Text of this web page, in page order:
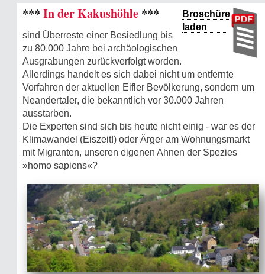
Broschüre
laden
*** In der Kakushöhle ***
sind Überreste einer Besiedlung bis
zu 80.000 Jahre bei archäologischen
Ausgrabungen zurückverfolgt worden.
Allerdings handelt es sich dabei nicht um entfernte
Vorfahren der aktuellen Eifler Bevölkerung, sondern um
Neandertaler, die bekanntlich vor 30.000 Jahren
ausstarben.
Die Experten sind sich bis heute nicht einig - war es der
Klimawandel (Eiszeit!) oder Ärger am Wohnungsmarkt
mit Migranten, unseren eigenen Ahnen der Spezies
»homo sapiens«?